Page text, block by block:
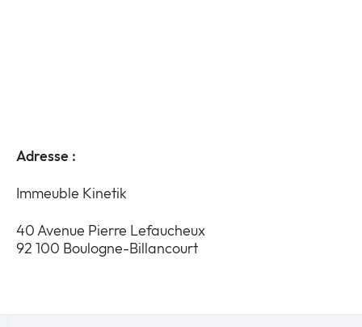
Adresse :
Immeuble Kinetik
40 Avenue Pierre Lefaucheux
92 100 Boulogne-Billancourt